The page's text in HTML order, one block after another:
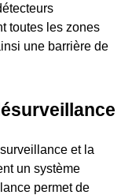
toutes les zones
une barrière de
et la
un système
permet de